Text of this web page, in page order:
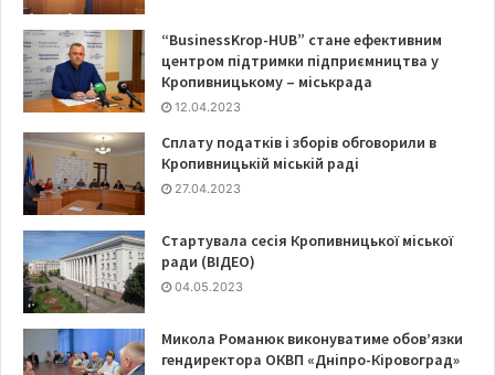
“BusinessKrop-HUB” стане ефективним
центром підтримки підприємництва у
Кропивницькому – міськрада
12.04.2023
Сплату податків і зборів обговорили в
Кропивницькій міській раді
27.04.2023
Стартувала сесія Кропивницької міської
ради (ВІДЕО)
04.05.2023
Микола Романюк виконуватиме обов’язки
гендиректора ОКВП «Дніпро-Кіровоград»